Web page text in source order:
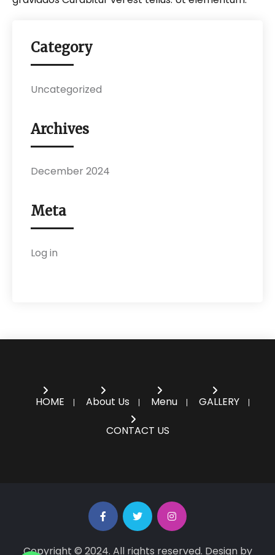
Category
Uncategorized
Archives
December 2024
Meta
Log in
HOME About Us Menu GALLERY
CONTACT US
Copyright © 2024. All rights reserved. Design by